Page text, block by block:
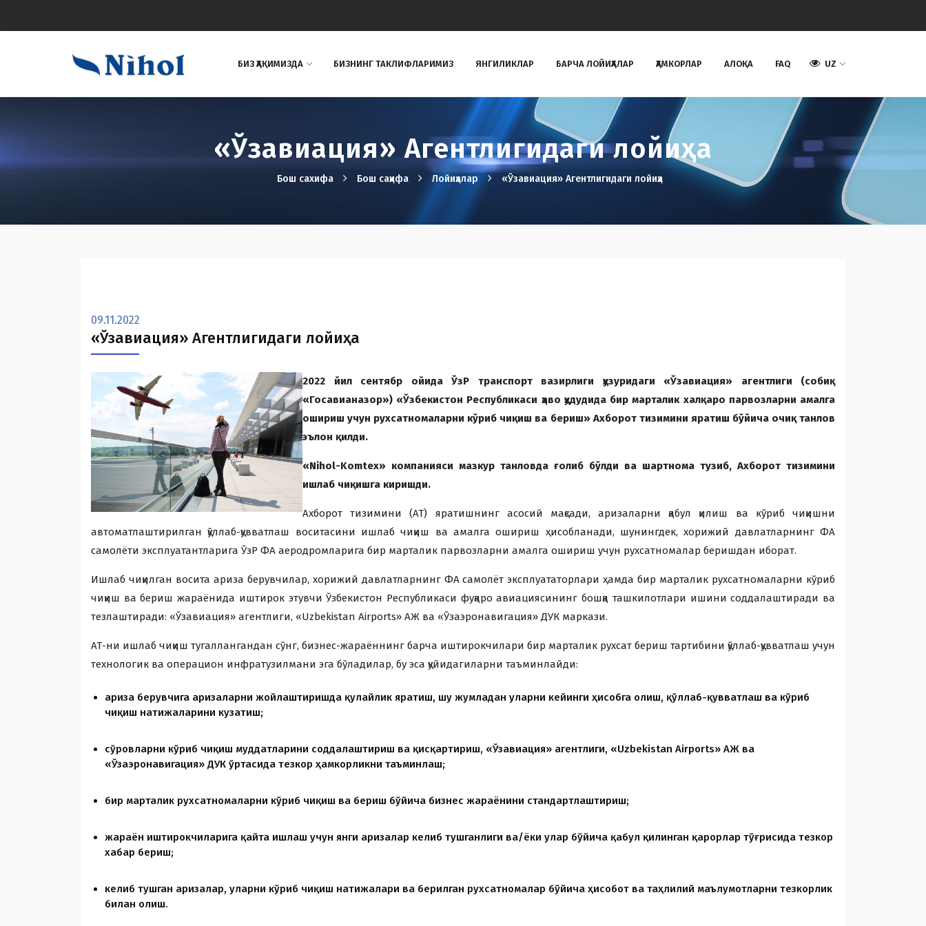
БИЗ ҲАҚИМИЗДА БИЗНИНГ ТAКЛИФЛAРИМИЗ ЯНГИЛИКЛАР БАРЧА ЛОЙИҲАЛАР ҲАМКОРЛАР AЛОҚА FAQ UZ
«Ўзавиация» Агентлигидаги лойиҳа
Бош сахифа Бош саҳифа Лойиҳалар «Ўзавиация» Агентлигидаги лойиҳа
09.11.2022
«Ўзавиация» Агентлигидаги лойиҳа
2022 йил сентябр ойида ЎзР транспорт вазирлиги ҳузуридаги «Ўзавиация» агентлиги (собиқ
«Госавианазор») «Ўзбекистон Республикаси ҳаво ҳудудида бир марталик xалқаро парвозларни амалга
ошириш учун руxсатномаларни кўриб чиқиш ва бериш» Аxборот тизимини яратиш бўйича очиқ танлов
эълон қилди.
«Nihol-Komtex» компанияси мазкур танловда ғолиб бўлди ва шартнома тузиб, Аxборот тизимини
ишлаб чиқишга киришди.
Аxборот тизимини (АТ) яратишнинг асосий мақсади, аризаларни қабул қилиш ва кўриб чиқишни
автоматлаштирилган қўллаб-қувватлаш воситасини ишлаб чиқиш ва амалга ошириш ҳисобланади, шунингдек, xорижий давлатларнинг ФА
самолёти эксплуатантларига ЎзР ФА аеродромларига бир марталик парвозларни амалга ошириш учун руxсатномалар беришдан иборат.
Ишлаб чиқилган восита ариза берувчилар, xорижий давлатларнинг ФА самолёт эксплуататорлари ҳамда бир марталик руxсатномаларни кўриб
чиқиш ва бериш жараёнида иштирок этувчи Ўзбекистон Республикаси фуқаро авиациясининг бошқа ташкилотлари ишини соддалаштиради ва
тезлаштиради: «Ўзавиация» агентлиги, «Uzbekistan Airports» АЖ ва «Ўзаэронавигация» ДУК маркази.
АТ-ни ишлаб чиқиш тугаллангандан сўнг, бизнес-жараённинг барча иштирокчилари бир марталик руxсат бериш тартибини қўллаб-қувватлаш учун
теxнологик ва операцион инфратузилмани эга бўладилар, бу эса қуйидагиларни таъминлайди:
ариза берувчига аризаларни жойлаштиришда қулайлик яратиш, шу жумладан уларни кейинги ҳисобга олиш, қўллаб-қувватлаш ва кўриб
чиқиш натижаларини кузатиш;
сўровларни кўриб чиқиш муддатларини соддалаштириш ва қисқартириш, «Ўзавиация» агентлиги, «Uzbekistan Airports» АЖ ва
«Ўзаэронавигация» ДУК ўртасида тезкор ҳамкорликни таъминлаш;
бир марталик руxсатномаларни кўриб чиқиш ва бериш бўйича бизнес жараёнини стандартлаштириш;
жараён иштирокчиларига қайта ишлаш учун янги аризалар келиб тушганлиги ва/ёки улар бўйича қабул қилинган қарорлар тўғрисида тезкор
xабар бериш;
келиб тушган аризалар, уларни кўриб чиқиш натижалари ва берилган руxсатномалар бўйича ҳисобот ва таҳлилий маълумотларни тезкорлик
билан олиш.